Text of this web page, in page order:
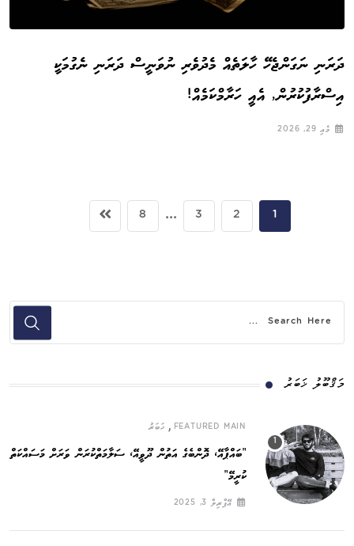
ދަރަނި ނަގަންޖެހޭ ހާލަތެއް މެދުވެރި ނުވަނީސް ދަރަނި ނެގުމަކީ
އިސްރާފުކުރުން, އެއީ ހަރާމްކަމެއް!
މެއި 29, 2026
1
2
3
...
8
މަޤްބޫލު ޚަބަރު
FEATURED MAIN
, ޚަބަރު
”ބައްޕާއޭ، ދޮންބެގެ އަތުން ދޫވީއޭ، ސަލާމަތްކުރަން ވަރަށް މަސައްކަތް
ކުރީމޭ“
އޭޕްރިލް 3, 2025